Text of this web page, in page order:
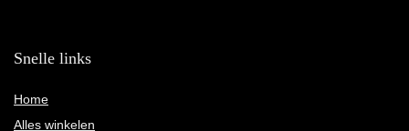
Snelle links
Home
Alles winkelen